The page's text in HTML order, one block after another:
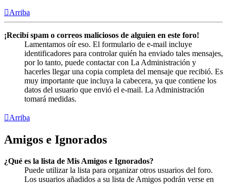
Arriba
¡Recibí spam o correos maliciosos de alguien en este foro!
Lamentamos oír eso. El formulario de e-mail incluye
identificadores para controlar quién ha enviado tales mensajes,
por lo tanto, puede contactar con La Administración y
hacerles llegar una copia completa del mensaje que recibió. Es
muy importante que incluya la cabecera, ya que contiene los
datos del usuario que envió el e-mail. La Administración
tomará medidas.
Arriba
Amigos e Ignorados
¿Qué es la lista de Mis Amigos e Ignorados?
Puede utilizar la lista para organizar otros usuarios del foro.
Los usuarios añadidos a su lista de Amigos podrán verse en